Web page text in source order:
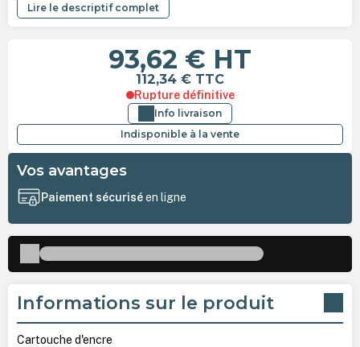
Lire le descriptif complet
93,62 € HT
112,34 € TTC
Rupture définitive
Info livraison
Indisponible à la vente
Vos avantages
Paiement sécuriséen ligne
Informations sur le produit
Cartouche d'encre